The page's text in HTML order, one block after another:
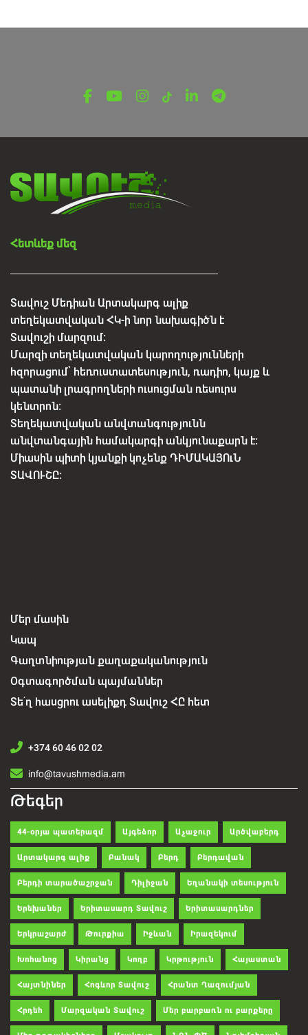
հնարավորություն Լեռնային Ղարաբաղից
Հետևեք մեզ
Տավուշ Մեդիան Արտակարգ ալիք
տեղեկատվական ՀԿ-ի նոր նախագիծն է
Տավուշի մարզում:
Մարզի տեղեկատվական կարողությունների
հզորացում՝ հեռուստատեսություն, ռադիո, կայք և
պատանի լրագրողների ուսուցման ռեսուրս
կենտրոն:
Տեղեկատվական անվտանգությունն
անվտանգային համակարգի անկյունաքարն է:
Միասին պիտի կյանքի կոչենք ԴԻՄԱԿԱՅՈւՆ
ՏԱՎՈՒՇԸ:
Մեր մասին
Կապ
Գաղտնիության քաղաքականություն
Օգտագործման պայմաններ
Տե՛ղ հասցրու ասելիքդ Տավուշ ՀԸ հետ
+374 60 46 02 02
info@tavushmedia.am
Թեգեր
44-օրյա պատերազմ Այգեձոր Աչաջուր Արծվաբերդ
Արտակարգ ալիք Բանակ Բերդ Բերդավան
Բերդի տարածաշրջան Դիլիջան Եղանակի տեսություն
Երեխաներ Երիտասարդ Տավուշ Երիտասարդներ
Երկրաշարժ Թուրքիա Իջևան Իրազեկում
Խոհանոց Կիրանց Կողբ Կրթություն Հայաստան
Հայտնիներ Հոգևոր Տավուշ Հրանտ Ղազումյան
Հրդեհ Մարզական Տավուշ Մեր բարբառն ու բարքերը